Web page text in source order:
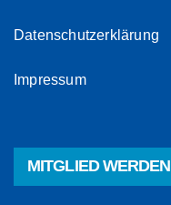
Datenschutzerklärung
Impressum
MITGLIED WERDEN